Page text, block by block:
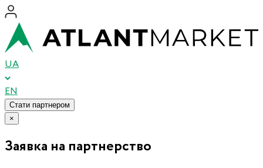
UA
EN
Стати партнером
×
Заявка на партнерство